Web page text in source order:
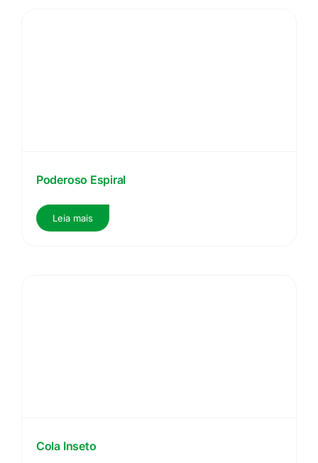
Poderoso Espiral
Leia mais
Cola Inseto